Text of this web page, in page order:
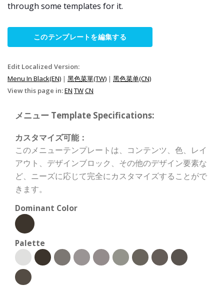
through some templates for it.
このテンプレートを編集する
Edit Localized Version:
Menu In Black(EN) | 黑色菜單(TW) | 黑色菜单(CN)
View this page in:EN TWCN
メニュー Template Specifications:
カスタマイズ可能：
このメニューテンプレートは、コンテンツ、色、レイ
アウト、デザインブロック、その他のデザイン要素な
ど、ニーズに応じて完全にカスタマイズすることがで
きます。
Dominant Color
Palette